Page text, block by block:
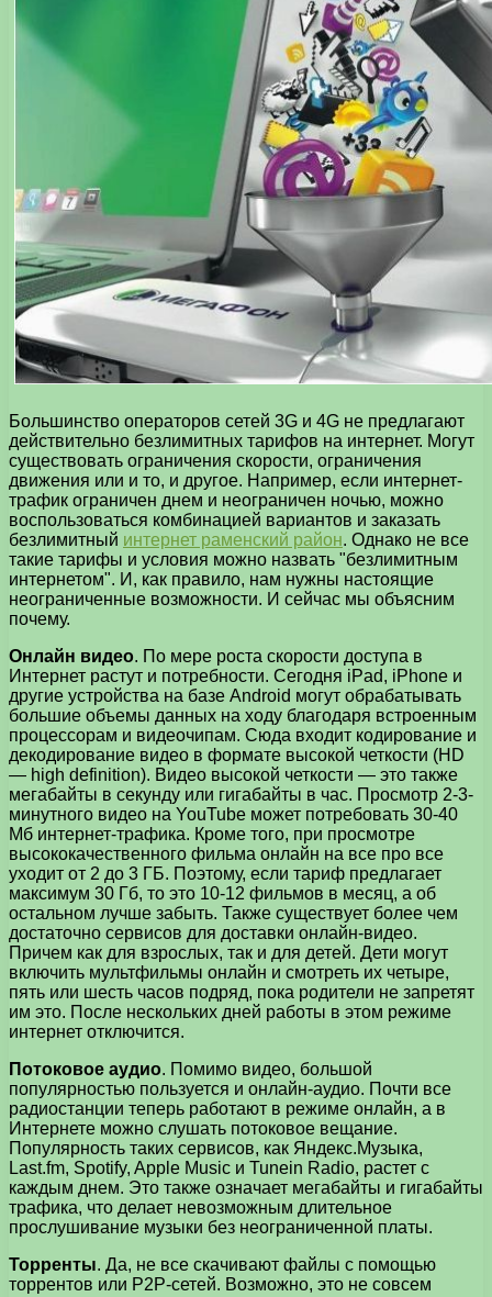
Большинство операторов сетей 3G и 4G не предлагают
действительно безлимитных тарифов на интернет. Могут
существовать ограничения скорости, ограничения
движения или и то, и другое. Например, если интернет-
трафик ограничен днем и неограничен ночью, можно
воспользоваться комбинацией вариантов и заказать
безлимитный интернет раменский район. Однако не все
такие тарифы и условия можно назвать "безлимитным
интернетом". И, как правило, нам нужны настоящие
неограниченные возможности. И сейчас мы объясним
почему.
Онлайн видео. По мере роста скорости доступа в
Интернет растут и потребности. Сегодня iPad, iPhone и
другие устройства на базе Android могут обрабатывать
большие объемы данных на ходу благодаря встроенным
процессорам и видеочипам. Сюда входит кодирование и
декодирование видео в формате высокой четкости (HD
— high definition). Видео высокой четкости — это также
мегабайты в секунду или гигабайты в час. Просмотр 2-3-
минутного видео на YouTube может потребовать 30-40
Мб интернет-трафика. Кроме того, при просмотре
высококачественного фильма онлайн на все про все
уходит от 2 до 3 ГБ. Поэтому, если тариф предлагает
максимум 30 Гб, то это 10-12 фильмов в месяц, а об
остальном лучше забыть. Также существует более чем
достаточно сервисов для доставки онлайн-видео.
Причем как для взрослых, так и для детей. Дети могут
включить мультфильмы онлайн и смотреть их четыре,
пять или шесть часов подряд, пока родители не запретят
им это. После нескольких дней работы в этом режиме
интернет отключится.
Потоковое аудио. Помимо видео, большой
популярностью пользуется и онлайн-аудио. Почти все
радиостанции теперь работают в режиме онлайн, а в
Интернете можно слушать потоковое вещание.
Популярность таких сервисов, как Яндекс.Музыка,
Last.fm, Spotify, Apple Music и Tunein Radio, растет с
каждым днем. Это также означает мегабайты и гигабайты
трафика, что делает невозможным длительное
прослушивание музыки без неограниченной платы.
Торренты. Да, не все скачивают файлы с помощью
торрентов или P2P-сетей. Возможно, это не совсем